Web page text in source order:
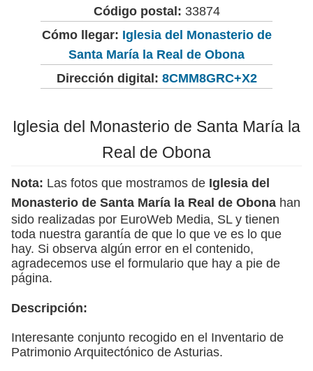
Código postal: 33874
Cómo llegar: Iglesia del Monasterio de
Santa María la Real de Obona
Dirección digital: 8CMM8GRC+X2
Iglesia del Monasterio de Santa María la
Real de Obona
Nota: Las fotos que mostramos de Iglesia del
Monasterio de Santa María la Real de Obona han
sido realizadas por EuroWeb Media, SL y tienen
toda nuestra garantía de que lo que ve es lo que
hay. Si observa algún error en el contenido,
agradecemos use el formulario que hay a pie de
página.
Descripción:
Interesante conjunto recogido en el Inventario de
Patrimonio Arquitectónico de Asturias.